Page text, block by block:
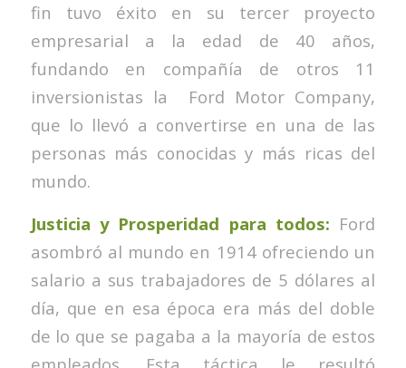
fin tuvo éxito en su tercer proyecto
empresarial a la edad de 40 años,
fundando en compañía de otros 11
inversionistas la Ford Motor Company,
que lo llevó a convertirse en una de las
personas más conocidas y más ricas del
mundo.
Justicia y Prosperidad para todos: Ford
asombró al mundo en 1914 ofreciendo un
salario a sus trabajadores de 5 dólares al
día, que en esa época era más del doble
de lo que se pagaba a la mayoría de estos